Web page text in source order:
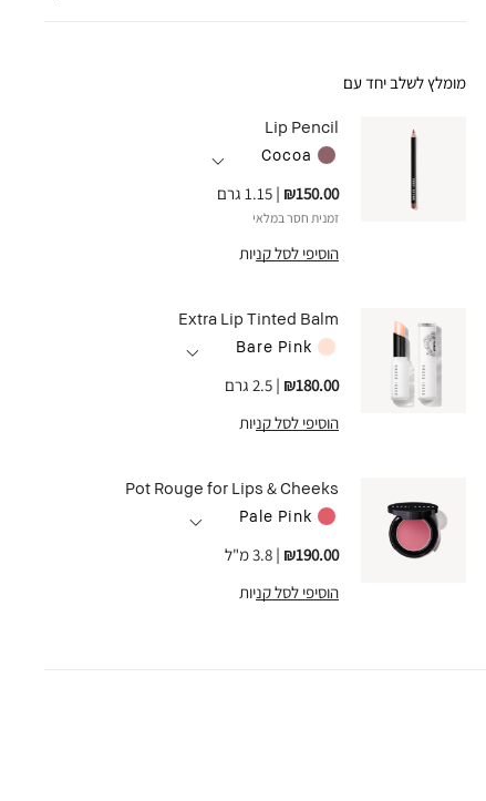
מומלץ לשלב יחד עם
Lip Pencil
Cocoa
₪150.00
| 1.15 גרם
זמנית חסר במלאי
הוסיפי לסל קניות
Extra Lip Tinted Balm
Bare Pink
₪180.00
| 2.5 גרם
הוסיפי לסל קניות
Pot Rouge for Lips & Cheeks
Pale Pink
₪190.00
| 3.8 מ"ל
הוסיפי לסל קניות